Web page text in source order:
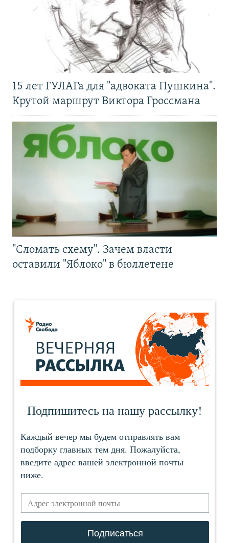
15 лет ГУЛАГа для "адвоката Пушкина".
Крутой маршрут Виктора Гроссмана
"Сломать схему". Зачем власти
оставили "Яблоко" в бюллетене